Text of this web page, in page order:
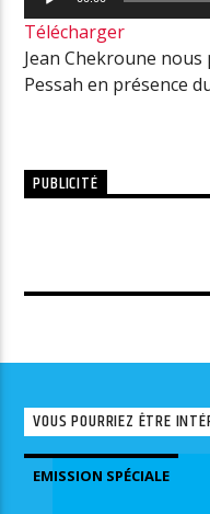
audio
Télécharger
Jean Chekroune
Pessah en présence
PUBLICITÉ
VOUS POURRIEZ ÊTRE
EMISSION SPÉCIALE